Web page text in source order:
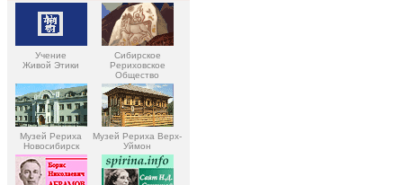
Учение
Живой Этики
Сибирское
Рериховское
Общество
Музей Рериха
Новосибирск
Музей Рериха Верх-
Уймон